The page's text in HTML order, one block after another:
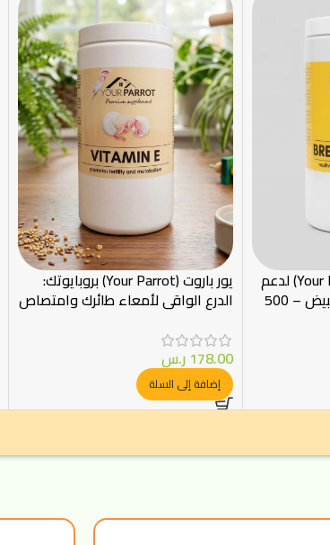
مكمل يور باروت (Your Parrot) لدعم
التكاثر وتحسين جودة البيض – 500
يور باروت (Your Parrot) بروبايوتك:
الدرع الواقي لأمعاء طائرك وامتصاص
أفضل للغذاء – 500g
178.00 ر.س
إضافة إلى السلة